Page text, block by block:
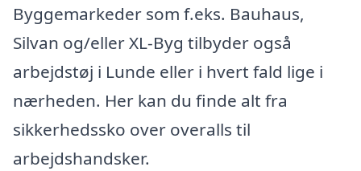
Byggemarkeder som f.eks. Bauhaus,
Silvan og/eller XL-Byg tilbyder også
arbejdstøj i Lunde eller i hvert fald lige i
nærheden. Her kan du finde alt fra
sikkerhedssko over overalls til
arbejdshandsker.